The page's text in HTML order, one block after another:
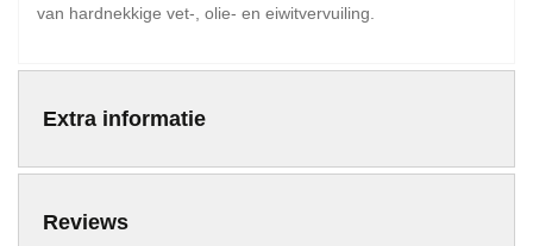
van hardnekkige vet-, olie- en eiwitvervuiling.
Extra informatie
Reviews